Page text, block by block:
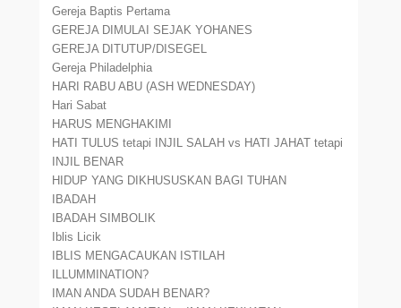
Gereja Baptis Pertama
GEREJA DIMULAI SEJAK YOHANES
GEREJA DITUTUP/DISEGEL
Gereja Philadelphia
HARI RABU ABU (ASH WEDNESDAY)
Hari Sabat
HARUS MENGHAKIMI
HATI TULUS tetapi INJIL SALAH vs HATI JAHAT tetapi
INJIL BENAR
HIDUP YANG DIKHUSUSKAN BAGI TUHAN
IBADAH
IBADAH SIMBOLIK
Iblis Licik
IBLIS MENGACAUKAN ISTILAH
ILLUMMINATION?
IMAN ANDA SUDAH BENAR?